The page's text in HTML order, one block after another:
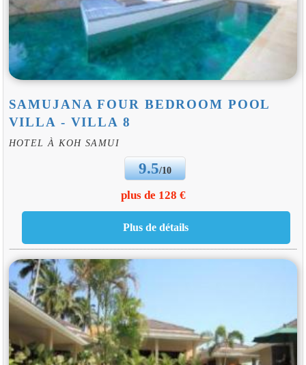
SAMUJANA FOUR BEDROOM POOL
VILLA - VILLA 8
HOTEL À KOH SAMUI
9.5/10
plus de 128 €